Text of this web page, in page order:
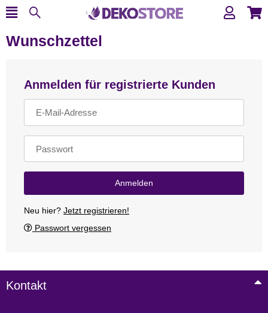
Wunschzettel
Anmelden für registrierte Kunden
E-Mail-Adresse
Passwort
Anmelden
Neu hier? Jetzt registrieren!
Passwort vergessen
Kontakt